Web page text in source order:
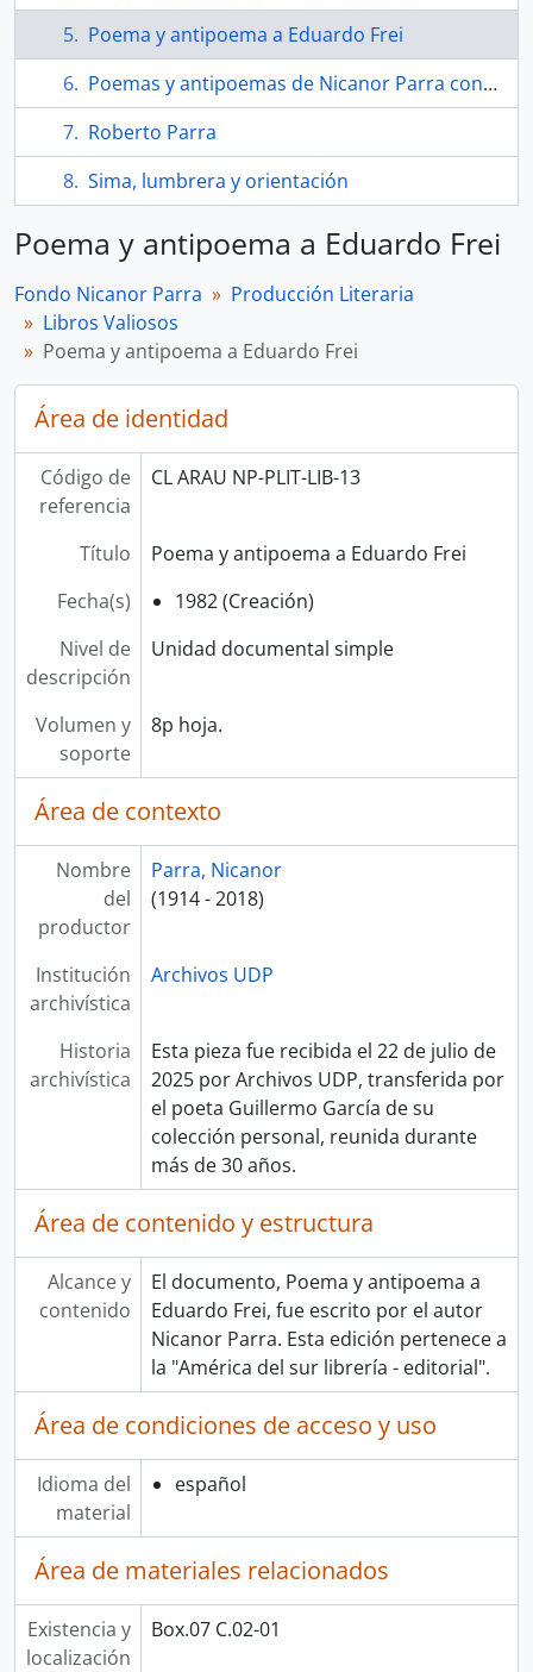
Poema y antipoema a Eduardo Frei
Poemas y antipoemas de Nicanor Parra con dedicatoria a Pablo Neruda
Roberto Parra
Sima, lumbrera y orientación
Poema y antipoema a Eduardo Frei
Fondo Nicanor Parra
Producción Literaria
Libros Valiosos
Poema y antipoema a Eduardo Frei
Área de identidad
Código de
referencia
CL ARAU NP-PLIT-LIB-13
Título
Poema y antipoema a Eduardo Frei
Fecha(s)
1982 (Creación)
Nivel de
descripción
Unidad documental simple
Volumen y
soporte
8p hoja.
Área de contexto
Nombre
del
productor
Parra, Nicanor
(1914 - 2018)
Institución
archivística
Archivos UDP
Historia
archivística
Esta pieza fue recibida el 22 de julio de
2025 por Archivos UDP, transferida por
el poeta Guillermo García de su
colección personal, reunida durante
más de 30 años.
Área de contenido y estructura
Alcance y
contenido
El documento, Poema y antipoema a
Eduardo Frei, fue escrito por el autor
Nicanor Parra. Esta edición pertenece a
la "América del sur librería - editorial".
Área de condiciones de acceso y uso
Idioma del
material
español
Área de materiales relacionados
Existencia y
localización
Box.07 C.02-01